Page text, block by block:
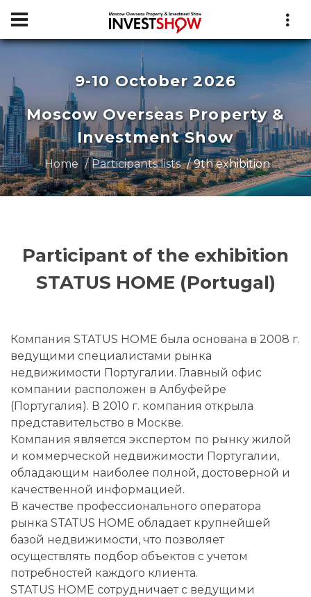
9-10 October 2026
Moscow Overseas Property &
Investment Show
Home Participants lists 9th exhibition
Participant of the exhibition
STATUS HOME (Portugal)
Компания STATUS HOME была основана в 2008 г.
ведущими специалистами рынка
недвижимости Португалии. Главный офис
компании расположен в Албуфейре
(Португалия). В 2010 г. компания открыла
представительство в Москве.
Компания является экспертом по рынку жилой
и коммерческой недвижимости Португалии,
обладающим наиболее полной, достоверной и
качественной информацией.
В качестве профессионального оператора
рынка STATUS HOME обладает крупнейшей
базой недвижимости, что позволяет
осуществлять подбор объектов с учетом
потребностей каждого клиента.
STATUS HOME сотрудничает с ведущими